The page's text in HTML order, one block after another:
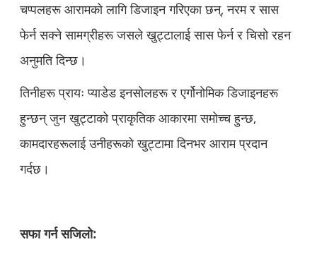
चप्पलहरू आरामको लागि डिजाइन गरिएका छन्, नरम र सास
फेर्न सक्ने सामग्रीहरू जसले खुट्टालाई सास फेर्न र चिसो रहन
अनुमति दिन्छ।
तिनीहरू प्रायः प्याडेड इनसोलहरू र एर्गोनोमिक डिजाइनहरू
हुन्छन् जुन खुट्टाको प्राकृतिक आकारमा समोच्च हुन्छ,
कामदारहरूलाई उनीहरूको खुट्टामा दिनभर आराम प्रदान
गर्दछ।
सफा गर्न सजिलो: